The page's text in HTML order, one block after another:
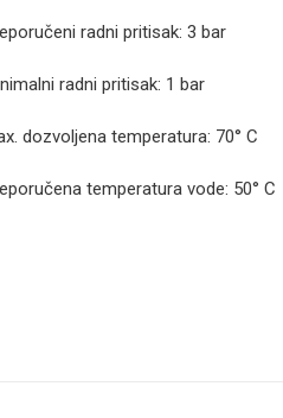
radni pritisak: 3 bar
radni pritisak: 1 bar
dozvoljena temperatura: 70° C
temperatura vode: 50° C